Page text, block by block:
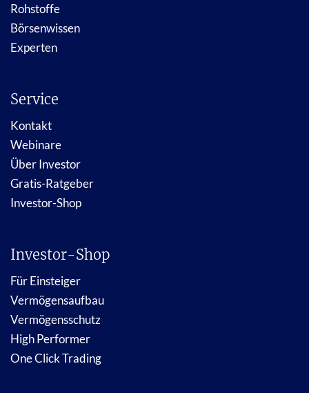
Rohstoffe
Börsenwissen
Experten
Service
Kontakt
Webinare
Über Investor
Gratis-Ratgeber
Investor-Shop
Investor-Shop
Für Einsteiger
Vermögensaufbau
Vermögensschutz
High Performer
One Click Trading